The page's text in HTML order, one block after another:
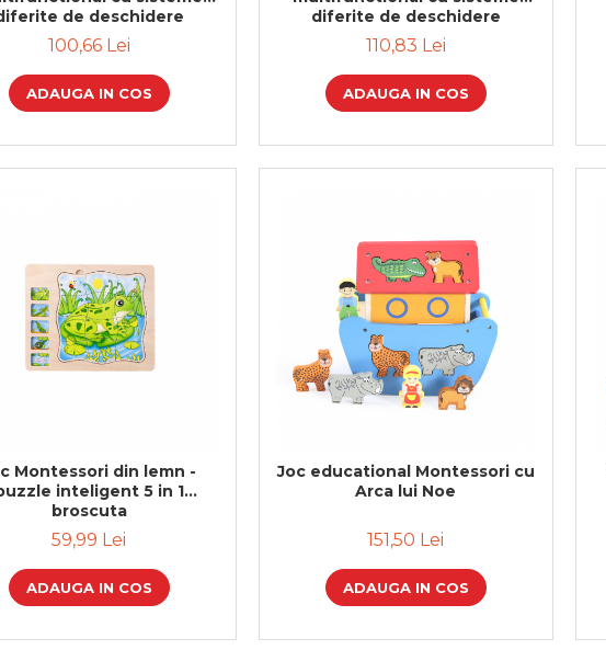
de deschidere
100,66 Lei
ADAUGA IN COS
diferite de deschidere
110,83 Lei
ADAUGA IN COS
Montessori din lemn -
inteligent 5 in 1
broscuta
59,99 Lei
ADAUGA IN COS
Joc educational Montessori cu
Arca lui Noe
151,50 Lei
ADAUGA IN COS